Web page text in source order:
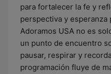
para fortalecer la fe y
perspectiva y esperanza
Adoramos USA no es
un punto de encuentro
pausar, respirar y
programación fluye de